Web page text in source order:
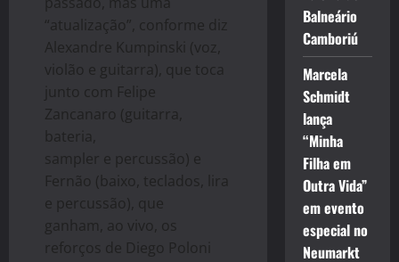
“atualização”, conforme diz
Alexandre Kumpinski (voz,
violão e guitarra), que toca
junto com Felipe
Zancanaro (guitarra,
bateria,
sampler e percussão) e
Fernão (baixo, teclados, lira
e percussão), que
ganham, ao vivo, os
reforços de Diego Poloni
Balneário
Camboriú
Marcela
Schmidt
lança
“Minha
Filha em
Outra Vida”
em evento
especial no
Neumarkt